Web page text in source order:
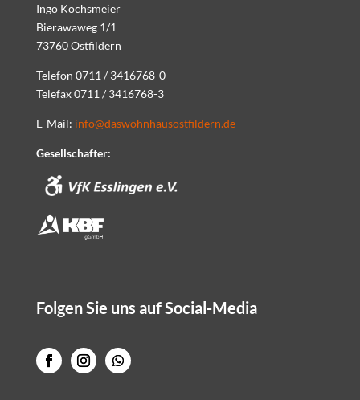
Ingo Kochsmeier
Bierawaweg 1/1
73760 Ostfildern
Telefon 0711 / 3416768-0
Telefax 0711 / 3416768-3
E-Mail: info@daswohnhausostfildern.de
Gesellschafter:
Folgen Sie uns auf Social-Media